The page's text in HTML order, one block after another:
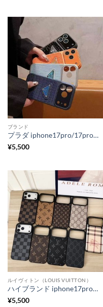
ブランド
プラダ iphone17pro/17promax ケース クロコダイル prada スマホケース iphone16/16pro ブランド おしゃれ アイフォン15/14 ケース お揃い カップル
¥5,500
ルイヴィトン（LOUIS VUITTON）
ハイブランド iphone17pro/17promax ケース ルイヴィトン iphone17 ケース おしゃれ メンズ gucci iphone16/16pro ケース お揃い アイフォン15/14/13ケース 人気 ブランド
¥5,500